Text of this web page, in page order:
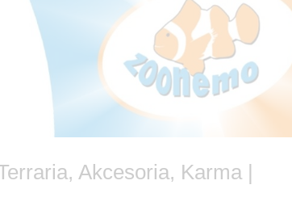
Akcesoria, Karma |